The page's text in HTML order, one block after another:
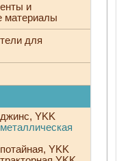
и
материалы
для
YKK
YKK